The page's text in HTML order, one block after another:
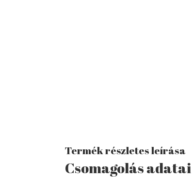
Termék részletes leírása
Csomagolás adatai